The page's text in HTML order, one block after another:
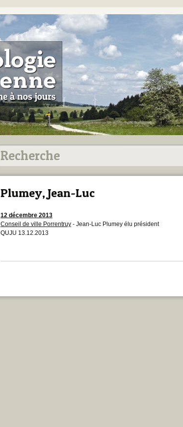
Plumey, Jean-Luc
12 décembre 2013
Conseil de ville Porrentruy - Jean-Luc Plumey élu président
QUJU 13.12.2013